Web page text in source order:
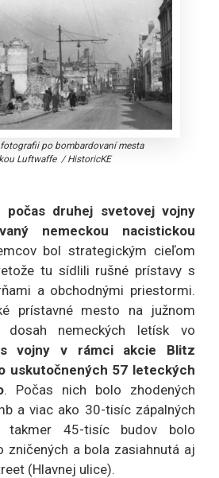
po bombardovaní mesta
Luftwaffe /HistoricKE
počas druhej svetovej vojny
nemeckou nacistickou
bol strategickým cieľom
tu sídlili rušné prístavy s
a obchodnými priestormi.
prístavné mesto na južnom
nemeckých letísk vo
vojny v rámci akcie Blitz
uskutočnených 57 leteckých
. Počas nich bolo zhodených
a viac ako 30-tisíc zápalných
takmer 45-tisíc budov bolo
zničených a bola zasiahnutá aj
(Hlavnej ulice).